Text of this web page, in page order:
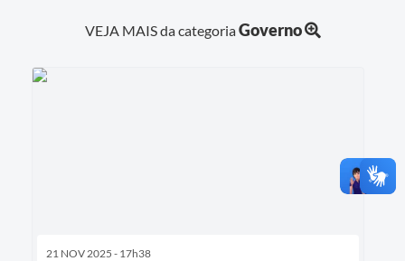
VEJA MAIS da categoriaGoverno
21 NOV 2025 - 17h38